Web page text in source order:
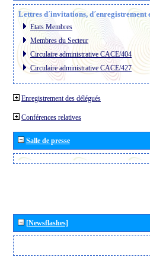
Lettres d´invitations, d´enregistrement
Etats Membres
Membres du Secteur
Circulaire administrative CACE/404
Circulaire administrative CACE/427
Enregistrement des délégués
Conférences relatives
Salle de presse
[Newsflashes]